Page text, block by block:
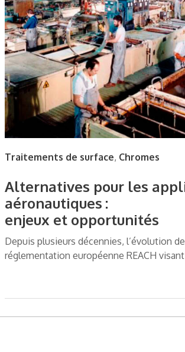
Traitements de surface, Chromes
Alternatives pour les
aéronautiques :
enjeux et opportunités
Depuis plusieurs décennies, l’évolution
réglementation européenne REACH